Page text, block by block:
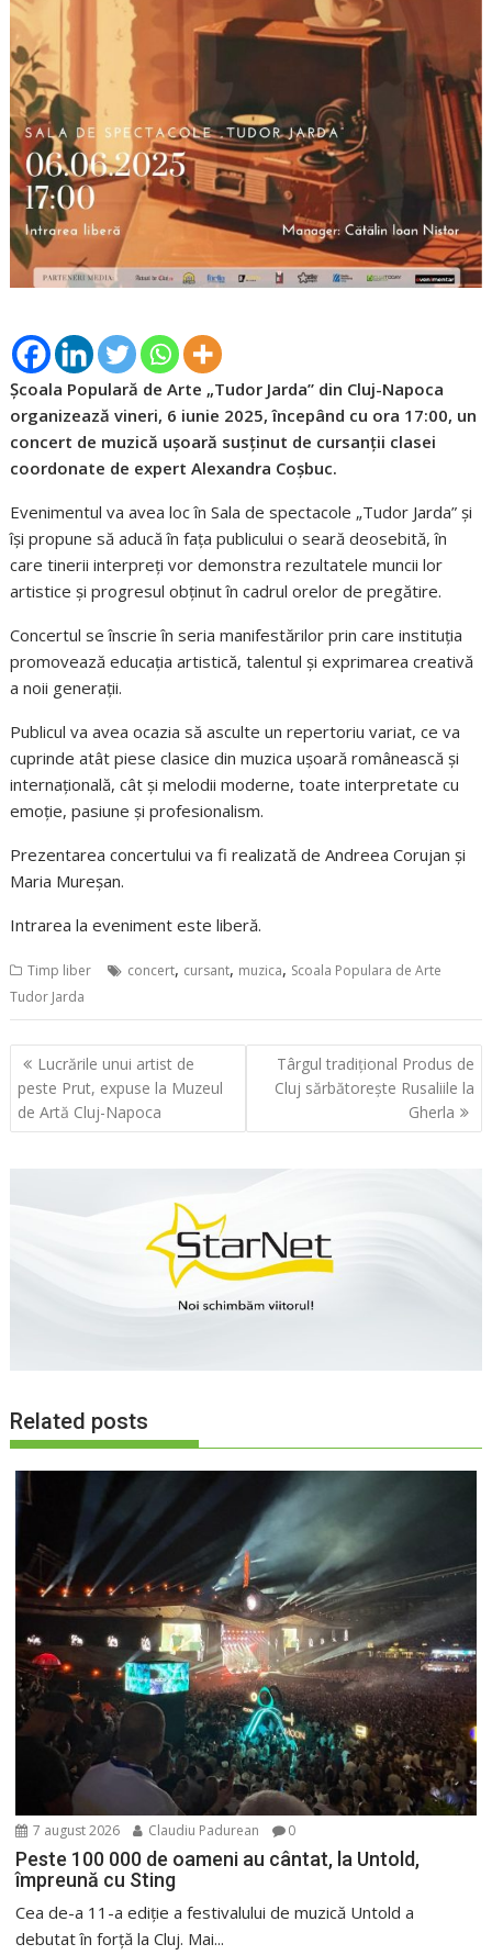
Școala Populară de Arte „Tudor Jarda” din Cluj-Napoca
organizează vineri, 6 iunie 2025, începând cu ora 17:00, un
concert de muzică ușoară susținut de cursanții clasei
coordonate de expert Alexandra Coșbuc.
Evenimentul va avea loc în Sala de spectacole „Tudor Jarda” și
își propune să aducă în fața publicului o seară deosebită, în
care tinerii interpreți vor demonstra rezultatele muncii lor
artistice și progresul obținut în cadrul orelor de pregătire.
Concertul se înscrie în seria manifestărilor prin care instituția
promovează educația artistică, talentul și exprimarea creativă
a noii generații.
Publicul va avea ocazia să asculte un repertoriu variat, ce va
cuprinde atât piese clasice din muzica ușoară românească și
internațională, cât și melodii moderne, toate interpretate cu
emoție, pasiune și profesionalism.
Prezentarea concertului va fi realizată de Andreea Corujan și
Maria Mureșan.
Intrarea la eveniment este liberă.
Timp liber concert, cursant, muzica, Scoala Populara de Arte
Tudor Jarda
Navigare
în
articole
Lucrările unui artist de
peste Prut, expuse la Muzeul
de Artă Cluj-Napoca
Târgul tradițional Produs de
Cluj sărbătorește Rusaliile la
Gherla
Related posts
7 august 2026 Claudiu Padurean 0
Peste 100 000 de oameni au cântat, la Untold,
împreună cu Sting
Cea de-a 11-a ediție a festivalului de muzică Untold a
debutat în forță la Cluj. Mai...